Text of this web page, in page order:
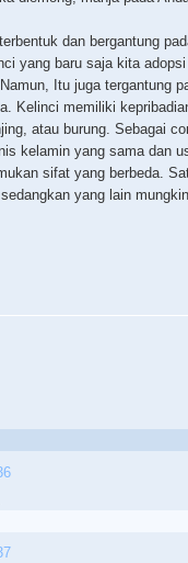
dan bergantung
yang baru saja kita
Itu juga tergantung
Kelinci memiliki
atau burung. Sebagai
kelamin yang sama dan
sifat yang berbeda.
yang lain